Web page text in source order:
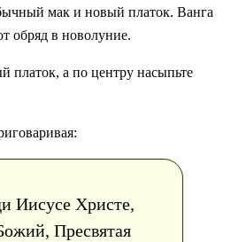
мак и новый платок. Ванга
обряд в новолуние.
платок, а по центру насыпьте
Иисусе Христе,
Пресвятая